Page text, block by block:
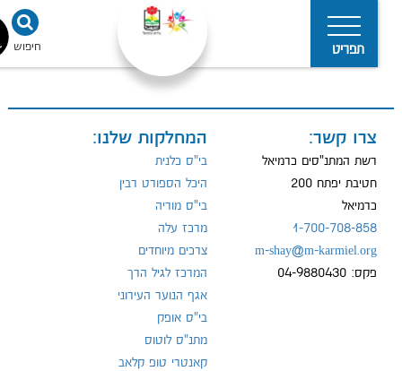
תפריט חיפוש
צרו קשר:
רשת המתנ"סים כרמיאל
חטיבת יפתח 200
כרמיאל
1-700-708-858
m-shay@m-karmiel.org
פקס: 04-9880430
המחלקות שלנו:
בי"ס כלנית
היכל הספורט רבין
בי"ס מוריה
מרכז עלה
צרכים מיוחדים
המרכז לגיל הרך
אגף הנוער העירוני
בי"ס אופק
מתנ"ס לוטוס
קאנטרי טופ קלאב